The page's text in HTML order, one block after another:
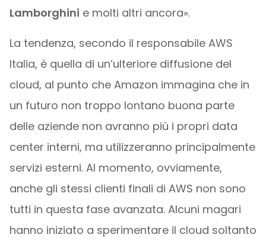
Lamborghini e molti altri ancora».
La tendenza, secondo il responsabile AWS
Italia, è quella di un’ulteriore diffusione del
cloud, al punto che Amazon immagina che in
un futuro non troppo lontano buona parte
delle aziende non avranno più i propri data
center interni, ma utilizzeranno principalmente
servizi esterni. Al momento, ovviamente,
anche gli stessi clienti finali di AWS non sono
tutti in questa fase avanzata. Alcuni magari
hanno iniziato a sperimentare il cloud soltanto